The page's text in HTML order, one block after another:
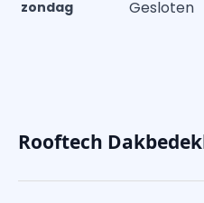
zondag Gesloten
Rooftech